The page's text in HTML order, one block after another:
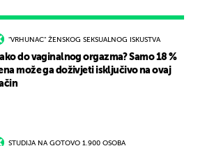
"VRHUNAC" ŽENSKOG SEKSUALNOG ISKUSTVA
do vaginalnog orgazma? Samo 18 %
može ga doživjeti isključivo na ovaj
STUDIJA NA GOTOVO 1.900 OSOBA